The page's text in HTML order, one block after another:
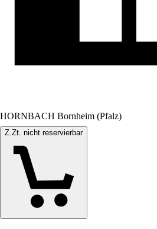
HORNBACH Bornheim (Pfalz)
Z.Zt. nicht reservierbar